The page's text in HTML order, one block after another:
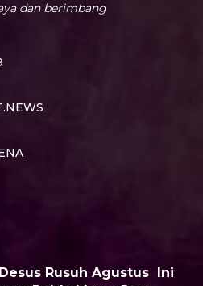
dan berimbang
Rusuh Agustus Ini